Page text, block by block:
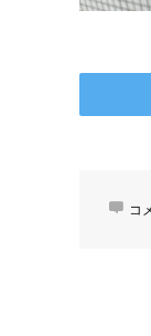
コ